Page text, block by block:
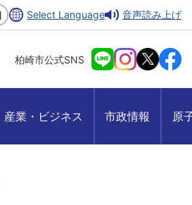
Select Language 音声読み上げ
柏崎市公式SNS
産業・ビジネス 市政情報 原